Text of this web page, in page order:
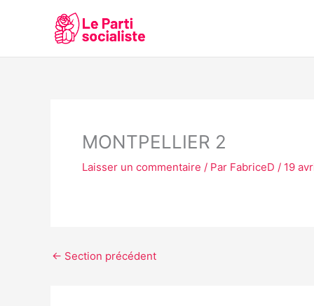
MONTPELLIER 2
Laisser un commentaire / Par FabriceD / 19
← Section précédent